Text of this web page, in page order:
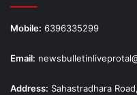
Mobile: 6396335299
Email:
Address: Sahastradhara